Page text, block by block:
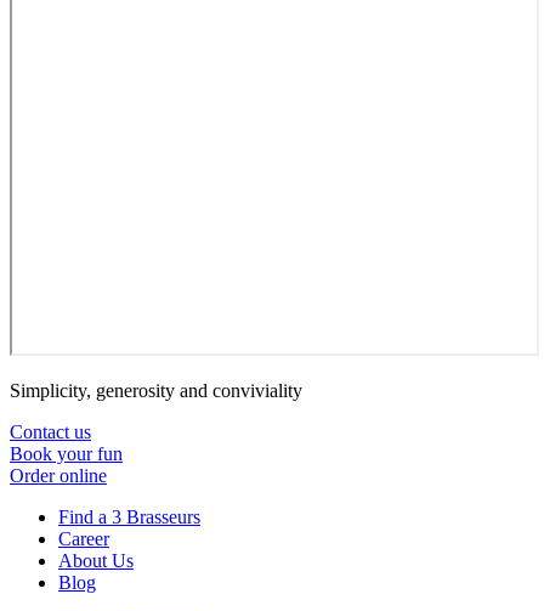
Simplicity, generosity and conviviality
Contact us
Book your fun
Order online
Find a 3 Brasseurs
Career
About Us
Blog